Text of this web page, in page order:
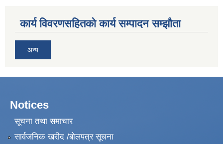
कार्य विवरणसहितको कार्य सम्पादन सम्झौता
अन्य
Notices
सूचना तथा समाचार
सार्वजनिक खरीद /बोलपत्र सूचना